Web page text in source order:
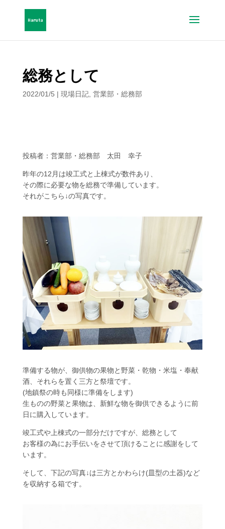
総務として
2022/01/5 | 現場日記, 営業部・総務部
投稿者：営業部・総務部 太田 幸子
昨年の12月は竣工式と上棟式が数件あり、
その際に必要な物を総務で準備しています。
それがこちら↓の写真です。
準備する物が、御供物の果物と野菜・乾物・米塩・奉献
酒、それらを置く三方と祭壇です。
(地鎮祭の時も同様に準備をします)
生ものの野菜と果物は、新鮮な物を御供できるように前
日に購入しています。
竣工式や上棟式の一部分だけですが、総務として
お客様の為にお手伝いをさせて頂けることに感謝をして
います。
そして、下記の写真↓は三方とかわらけ(皿型の土器)など
を収納する箱です。